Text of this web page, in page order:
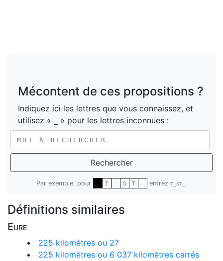
Mécontent de ces propositions ?
Indiquez ici les lettres que vous connaissez, et
utilisez «
» pour les lettres inconnues :
Rechercher
Par exemple, pour T S T entrez T_ST_ .
Définitions similaires
Eure
225 kilomètres ou 27
225 kilomètres ou 6 037 kilomètres carrés